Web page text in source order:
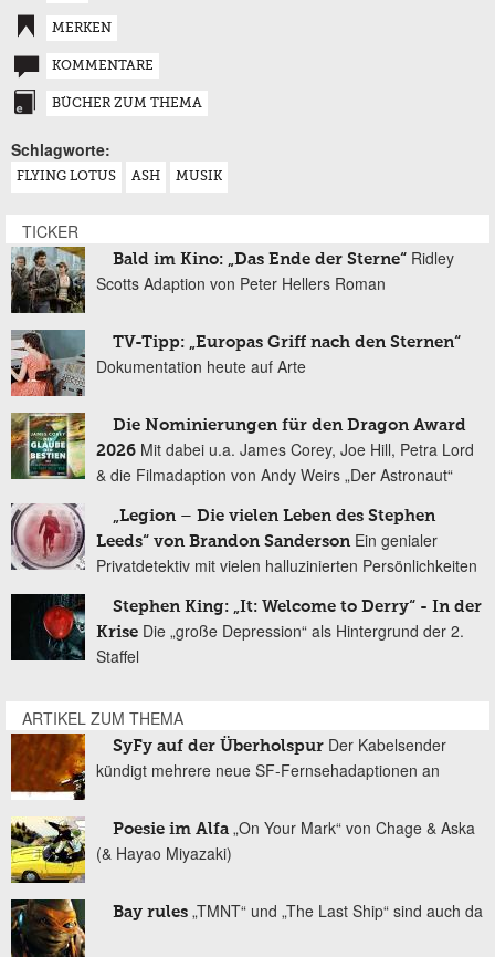
MERKEN
KOMMENTARE
BÜCHER ZUM THEMA
Schlagworte:
FLYING LOTUS ASH MUSIK
TICKER
Bald im Kino: „Das Ende der Sterne“ Ridley
Scotts Adaption von Peter Hellers Roman
TV-Tipp: „Europas Griff nach den Sternen“
Dokumentation heute auf Arte
Die Nominierungen für den Dragon Award
2026 Mit dabei u.a. James Corey, Joe Hill, Petra Lord
& die Filmadaption von Andy Weirs „Der Astronaut“
„Legion – Die vielen Leben des Stephen
Leeds“ von Brandon Sanderson Ein genialer
Privatdetektiv mit vielen halluzinierten Persönlichkeiten
Stephen King: „It: Welcome to Derry“ - In der
Krise Die „große Depression“ als Hintergrund der 2.
Staffel
ARTIKEL ZUM THEMA
SyFy auf der Überholspur Der Kabelsender
kündigt mehrere neue SF-Fernsehadaptionen an
Poesie im Alfa „On Your Mark“ von Chage & Aska
(& Hayao Miyazaki)
Bay rules „TMNT“ und „The Last Ship“ sind auch da